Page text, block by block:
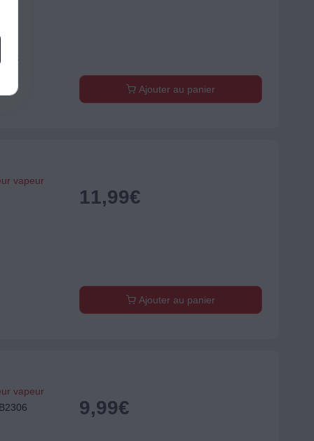
Ajouter au panier
vapeur
11,99€
Ajouter au panier
vapeur
9,99€